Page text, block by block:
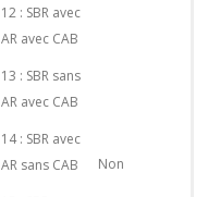
12 : SBR avec
AR avec CAB
13 : SBR sans
AR avec CAB
14 : SBR avec
AR sans CAB
Non